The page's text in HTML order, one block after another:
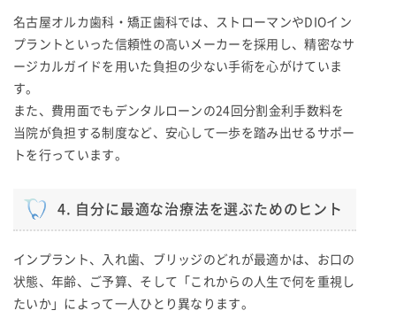
名古屋オルカ歯科・矯正歯科では、ストローマンやDIOイン
プラントといった信頼性の高いメーカーを採用し、精密なサ
ージカルガイドを用いた負担の少ない手術を心がけていま
す。
また、費用面でもデンタルローンの24回分割金利手数料を
当院が負担する制度など、安心して一歩を踏み出せるサポー
トを行っています。
4. 自分に最適な治療法を選ぶためのヒント
インプラント、入れ歯、ブリッジのどれが最適かは、お口の
状態、年齢、ご予算、そして「これからの人生で何を重視し
たいか」によって一人ひとり異なります。